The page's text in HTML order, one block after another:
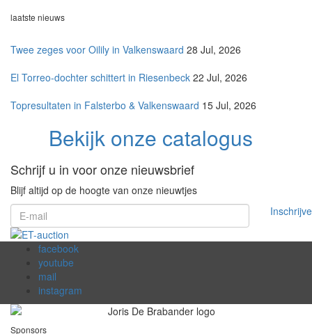
laatste nieuws
Twee zeges voor Oilily in Valkenswaard 28 Jul, 2026
El Torreo-dochter schittert in Riesenbeck 22 Jul, 2026
Topresultaten in Falsterbo & Valkenswaard 15 Jul, 2026
Bekijk onze catalogus
Schrijf u in voor onze nieuwsbrief
Blijf altijd op de hoogte van onze nieuwtjes
facebook
youtube
mail
instagram
Sponsors